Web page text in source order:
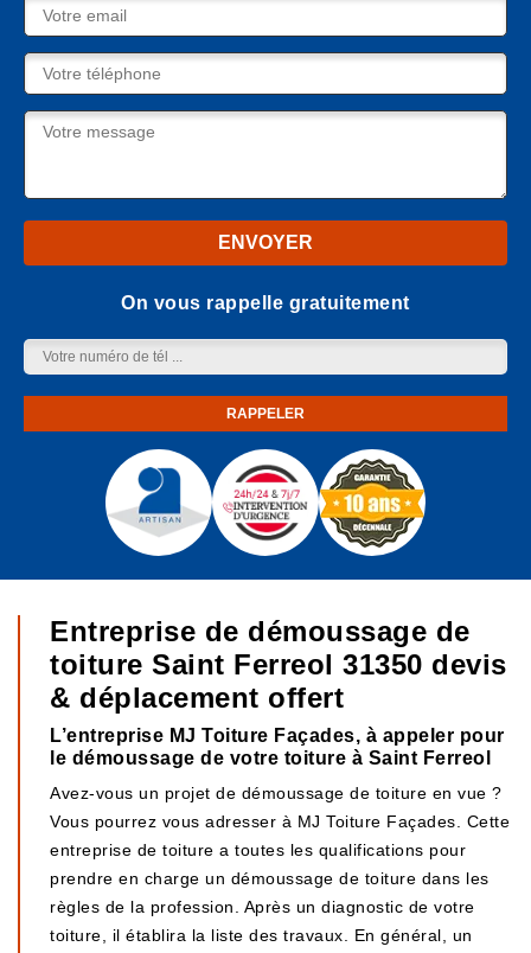
On vous rappelle gratuitement
Entreprise de démoussage de
toiture Saint Ferreol 31350 devis
& déplacement offert
L’entreprise MJ Toiture Façades, à appeler pour
le démoussage de votre toiture à Saint Ferreol
Avez-vous un projet de démoussage de toiture en vue ?
Vous pourrez vous adresser à MJ Toiture Façades. Cette
entreprise de toiture a toutes les qualifications pour
prendre en charge un démoussage de toiture dans les
règles de la profession. Après un diagnostic de votre
toiture, il établira la liste des travaux. En général, un